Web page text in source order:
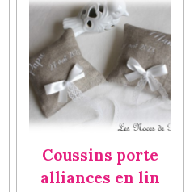
Coussins porte
alliances en lin